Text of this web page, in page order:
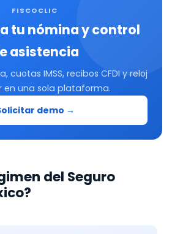
FISCOCLIC
tu nómina y control
asistencia
cuotas IMSS, recibos CFDI y reloj
en una sola plataforma.
demo →
del Seguro